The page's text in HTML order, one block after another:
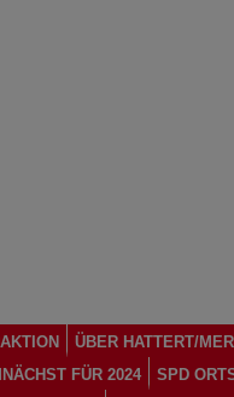
ÜBER HATTERT/
FÜR 2024
SPD